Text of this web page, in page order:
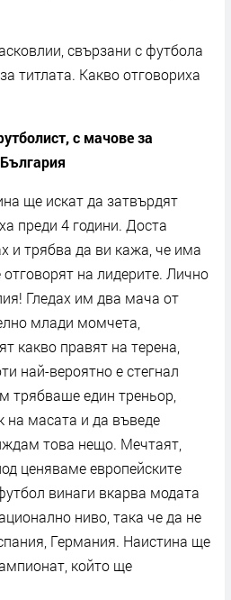
свързани с футбола
титлата. Какво отговориха
с мачове за
ще искат да затвърдят
преди 4 години. Доста
и трябва да ви кажа, че има
на лидерите. Лично
Гледах им два мача от
млади момчета,
какво правят на терена,
най-вероятно е стегнал
трябваше един треньор,
на масата и да въведе
това нещо. Мечтаят,
ценяваме европейските
винаги вкарва модата
ниво, така че да не
Германия. Наистина ще
който ще